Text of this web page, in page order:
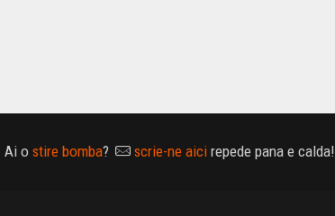
Ai o stire bomba? scrie-ne aicirepede pana e calda!